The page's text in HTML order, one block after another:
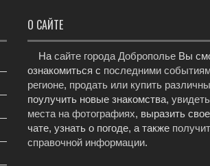
О САЙТЕ
На сайте города Доброполье Вы
ознакомиться с последними
регионе, продать или купить
поулучить новые знакомства,
места на фотографиях, выразить
чате, узнать о погоде, а также
справочной информации.